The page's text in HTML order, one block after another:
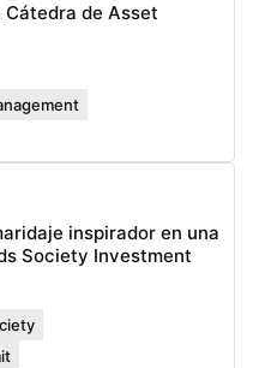
Cátedra de Asset
inspirador en una
Society Investment